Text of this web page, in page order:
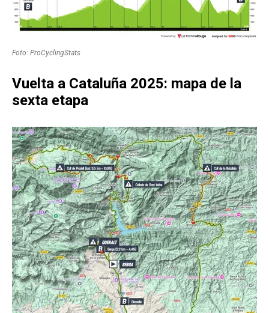
Foto: ProCyclingStats
Vuelta a Cataluña 2025: mapa de la
sexta etapa